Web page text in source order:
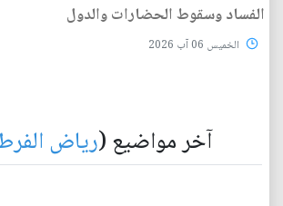
الفساد وسقوط الحضارات والدول
الخميس 06 آب 2026
آخر مواضيع (رياض